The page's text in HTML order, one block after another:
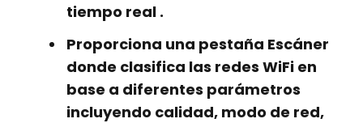
tiempo real .
Proporciona una pestaña Escáner
donde clasifica las redes WiFi en
base a diferentes parámetros
incluyendo calidad, modo de red,